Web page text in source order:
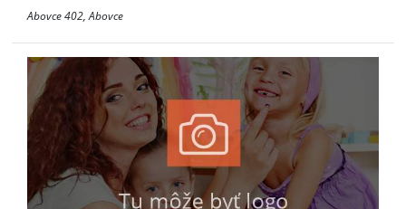
Abovce 402, Abovce